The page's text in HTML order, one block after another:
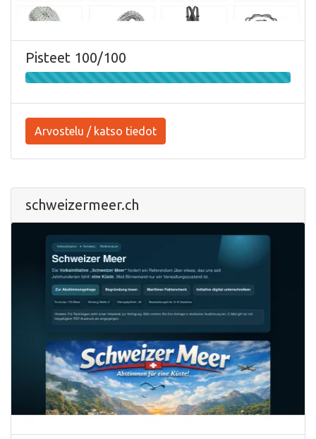
Pisteet 100/100
Arvostelu / katso tiedot
schweizermeer.ch